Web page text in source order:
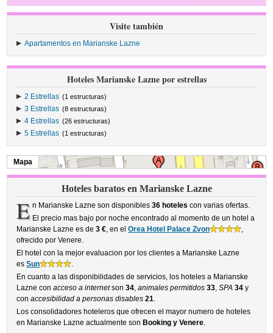
Visite también
Apartamentos en Marianske Lazne
Hoteles Marianske Lazne por estrellas
2 Estrellas (1 estructuras)
3 Estrellas (8 estructuras)
4 Estrellas (26 estructuras)
5 Estrellas (1 estructuras)
Mapa
Hoteles baratos en Marianske Lazne
E n Marianske Lazne son disponibles 36 hoteles con varias ofertas.
El precio mas bajo por noche encontrado al momento de un hotel a
Marianske Lazne es de3 €, en elOrea Hotel Palace Zvon
,
ofrecido por Venere.
El hotel con la mejor evaluacion por los clientes a Marianske Lazne
esSun
.
En cuanto a las disponibilidades de servicios, los hoteles a Marianske
Lazne conacceso a internetson34,animales permitidos 33,SPA 34 y
conaccesibilidad a personas disables 21.
Los consolidadores hoteleros que ofrecen el mayor numero de hoteles
en Marianske Lazne actualmente son Booking y Venere.